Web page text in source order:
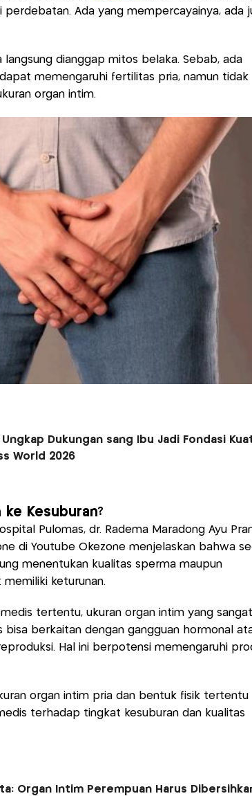
perdebatan. Ada yang mempercayainya, ada
dianggap mitos belaka. Sebab, ada
memengaruhi fertilitas pria, namun tidak
organ intim.
Dukungan sang Ibu Jadi Fondasi
World 2026
ke Kesuburan?
Pulomas, dr. Radema Maradong Ayu
di Youtube Okezone menjelaskan bahwa
menentukan kualitas sperma maupun
keturunan.
tertentu, ukuran organ intim yang sangat
bisa berkaitan dengan gangguan hormonal
Hal ini berpotensi memengaruhi
organ intim pria dan bentuk fisik tertentu
terhadap tingkat kesuburan dan kualitas
Organ Intim Perempuan Harus